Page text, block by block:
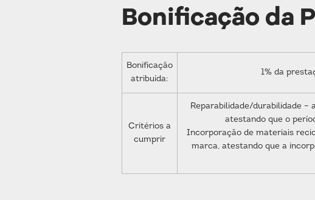
Bonificação da
Bonificação
atribuída:
1% da
Critérios a
cumprir
Reparabilidade/durabilidade
atestando que o
Incorporação de materiais
marca, atestando que a